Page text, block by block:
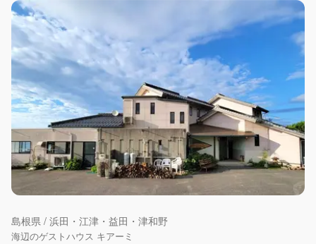
島根県 / 浜田・江津・益田・津和野
海辺のゲストハウス キアーミ